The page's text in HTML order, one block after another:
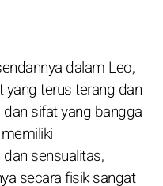
dalam Leo,
terus terang dan
sifat yang bangga
sensualitas,
secara fisik sangat